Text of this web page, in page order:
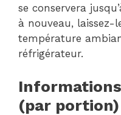
se conservera
à nouveau, laissez-
température
réfrigérateur.
(par portion)